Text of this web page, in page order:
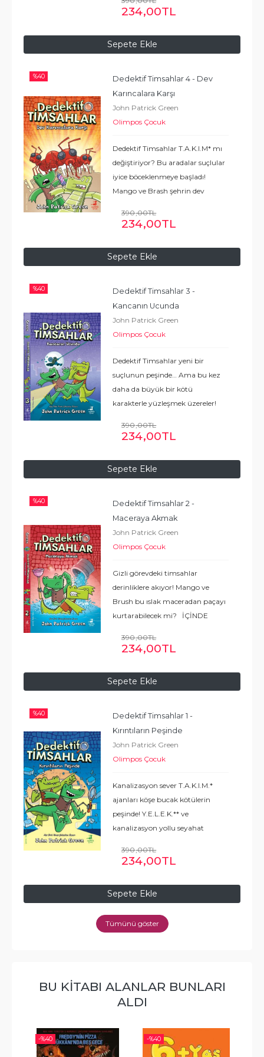
Sepete Ekle
mi? İÇİNDE NELER VAR?
ÖZ GÜVEN CESARET...Devamı
234,00TL
%40
Sepete Ekle
Dedektif Timsahlar 4 - Dev
Karıncalara Karşı
John Patrick Green
Olimpos Çocuk
Dedektif Timsahlar T.A.K.I.M* mı
değiştiriyor? Bu aradalar suçlular
iyice böceklenmeye başladı!
Mango ve Brash şehrin dev
mi? İÇİNDE NELER VAR?
ÖZ GÜVEN CESARET NEDEN
OKUNMALI?
390,00TL
234,00TL
%40
Sepete Ekle
Dedektif Timsahlar 3 -
Kancanın Ucunda
John Patrick Green
Olimpos Çocuk
Dedektif Timsahlar yeni bir
suçlunun peşinde… Ama bu kez
daha da büyük bir kötü
karakterle yüzleşmek üzereler!
bu tehdidede bir dur diyebilecek
MACERA EĞLENCE DOSTLUK
ÖZ GÜVEN...
390,00TL
234,00TL
%40
Sepete Ekle
Dedektif Timsahlar 2 -
Maceraya Akmak
John Patrick Green
Olimpos Çocuk
Gizli görevdeki timsahlar
derinliklere akıyor! Mango ve
Brush bu ıslak maceradan paçayı
kurtarabilecek mi? İÇİNDE
DOSTLUK ÖZ GÜVEN CESARET
ipuçlarını takip etme, neden-
sonuç... Devamı
390,00TL
234,00TL
%40
Sepete Ekle
Dedektif Timsahlar 1 -
Kırıntıların Peşinde
John Patrick Green
Olimpos Çocuk
Kanalizasyon sever T.A.K.I.M.*
ajanları köşe bucak kötülerin
peşinde! Y.E.L.E.K.** ve
kanalizasyon yollu seyahat
Dedektif Timsahlar olaya el
Koordinasyon ve Ivırzıvır Merkezi
** Yetenekli...
390,00TL
234,00TL
Tümünü göster
BU KITABI ALANLAR BUNLARI
ALDI
-%40 -%40